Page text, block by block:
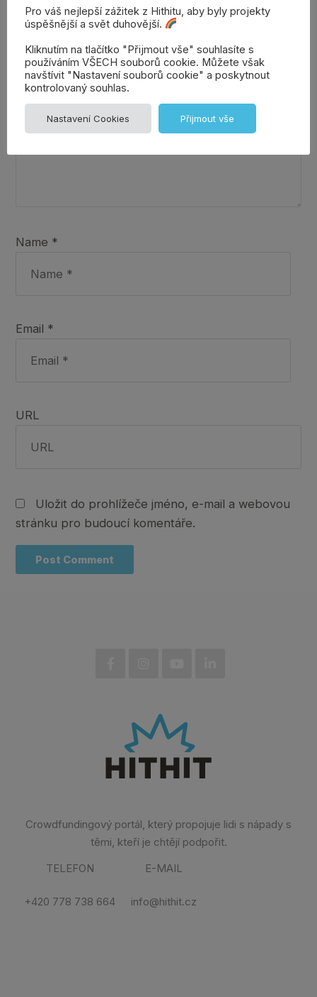
Name *
Email *
URL
Uložit do prohlížeče jméno, e-mail a webovou
stránku pro budoucí komentáře.
Crowdfundingový portál, který propojuje lidi s nápady s
těmi, kteří je chtějí podpořit.
TELEFON E-MAIL
+420 778 738 664 info@hithit.cz
Pro váš nejlepší zážitek z Hithitu, aby byly projekty
úspěšnější a svět duhovější.
Kliknutím na tlačítko "Přijmout vše" souhlasíte s
používáním VŠECH souborů cookie. Můžete však
navštívit "Nastavení souborů cookie" a poskytnout
kontrolovaný souhlas.
Nastavení Cookies Přijmout vše